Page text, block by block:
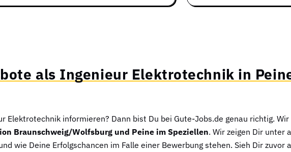
als Ingenieur Elektrotechnik in
Elektrotechnik informieren? Dann bist Du bei Gute-Jobs.de genau richtig.
Braunschweig/Wolfsburg und Peine im Speziellen. Wir zeigen Dir unter
wie Deine Erfolgschancen im Falle einer Bewerbung stehen. Sieh Dir